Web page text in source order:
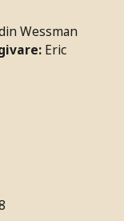
Wessman
Eric